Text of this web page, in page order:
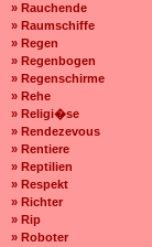
» Rauchende
» Raumschiffe
» Regen
» Regenbogen
» Regenschirme
» Rehe
» Religi�se
» Rendezevous
» Rentiere
» Reptilien
» Respekt
» Richter
» Rip
» Roboter